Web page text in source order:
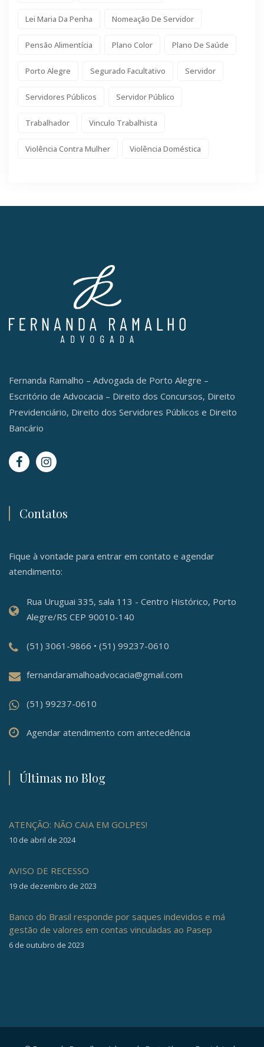
Lei Maria Da Penha Nomeação De Servidor
Pensão Alimentícia Plano Color Plano De Saúde
Porto Alegre Segurado Facultativo Servidor
Servidores Públicos Servidor Público
Trabalhador Vinculo Trabalhista
Violência Contra Mulher Violência Doméstica
Fernanda Ramalho – Advogada de Porto Alegre –
Escritório de Advocacia – Direito dos Concursos, Direito
Previdenciário, Direito dos Servidores Públicos e Direito
Bancário
Contatos
Fique à vontade para entrar em contato e agendar
atendimento:
Rua Uruguai 335, sala 113 - Centro Histórico, Porto
Alegre/RS CEP 90010-140
(51) 3061-9866 • (51) 99237-0610
fernandaramalhoadvocacia@gmail.com
(51) 99237-0610
Agendar atendimento com antecedência
Últimas no Blog
ATENÇÃO: NÃO CAIA EM GOLPES!
10 de abril de 2024
AVISO DE RECESSO
19 de dezembro de 2023
Banco do Brasil responde por saques indevidos e má
gestão de valores em contas vinculadas ao Pasep
6 de outubro de 2023